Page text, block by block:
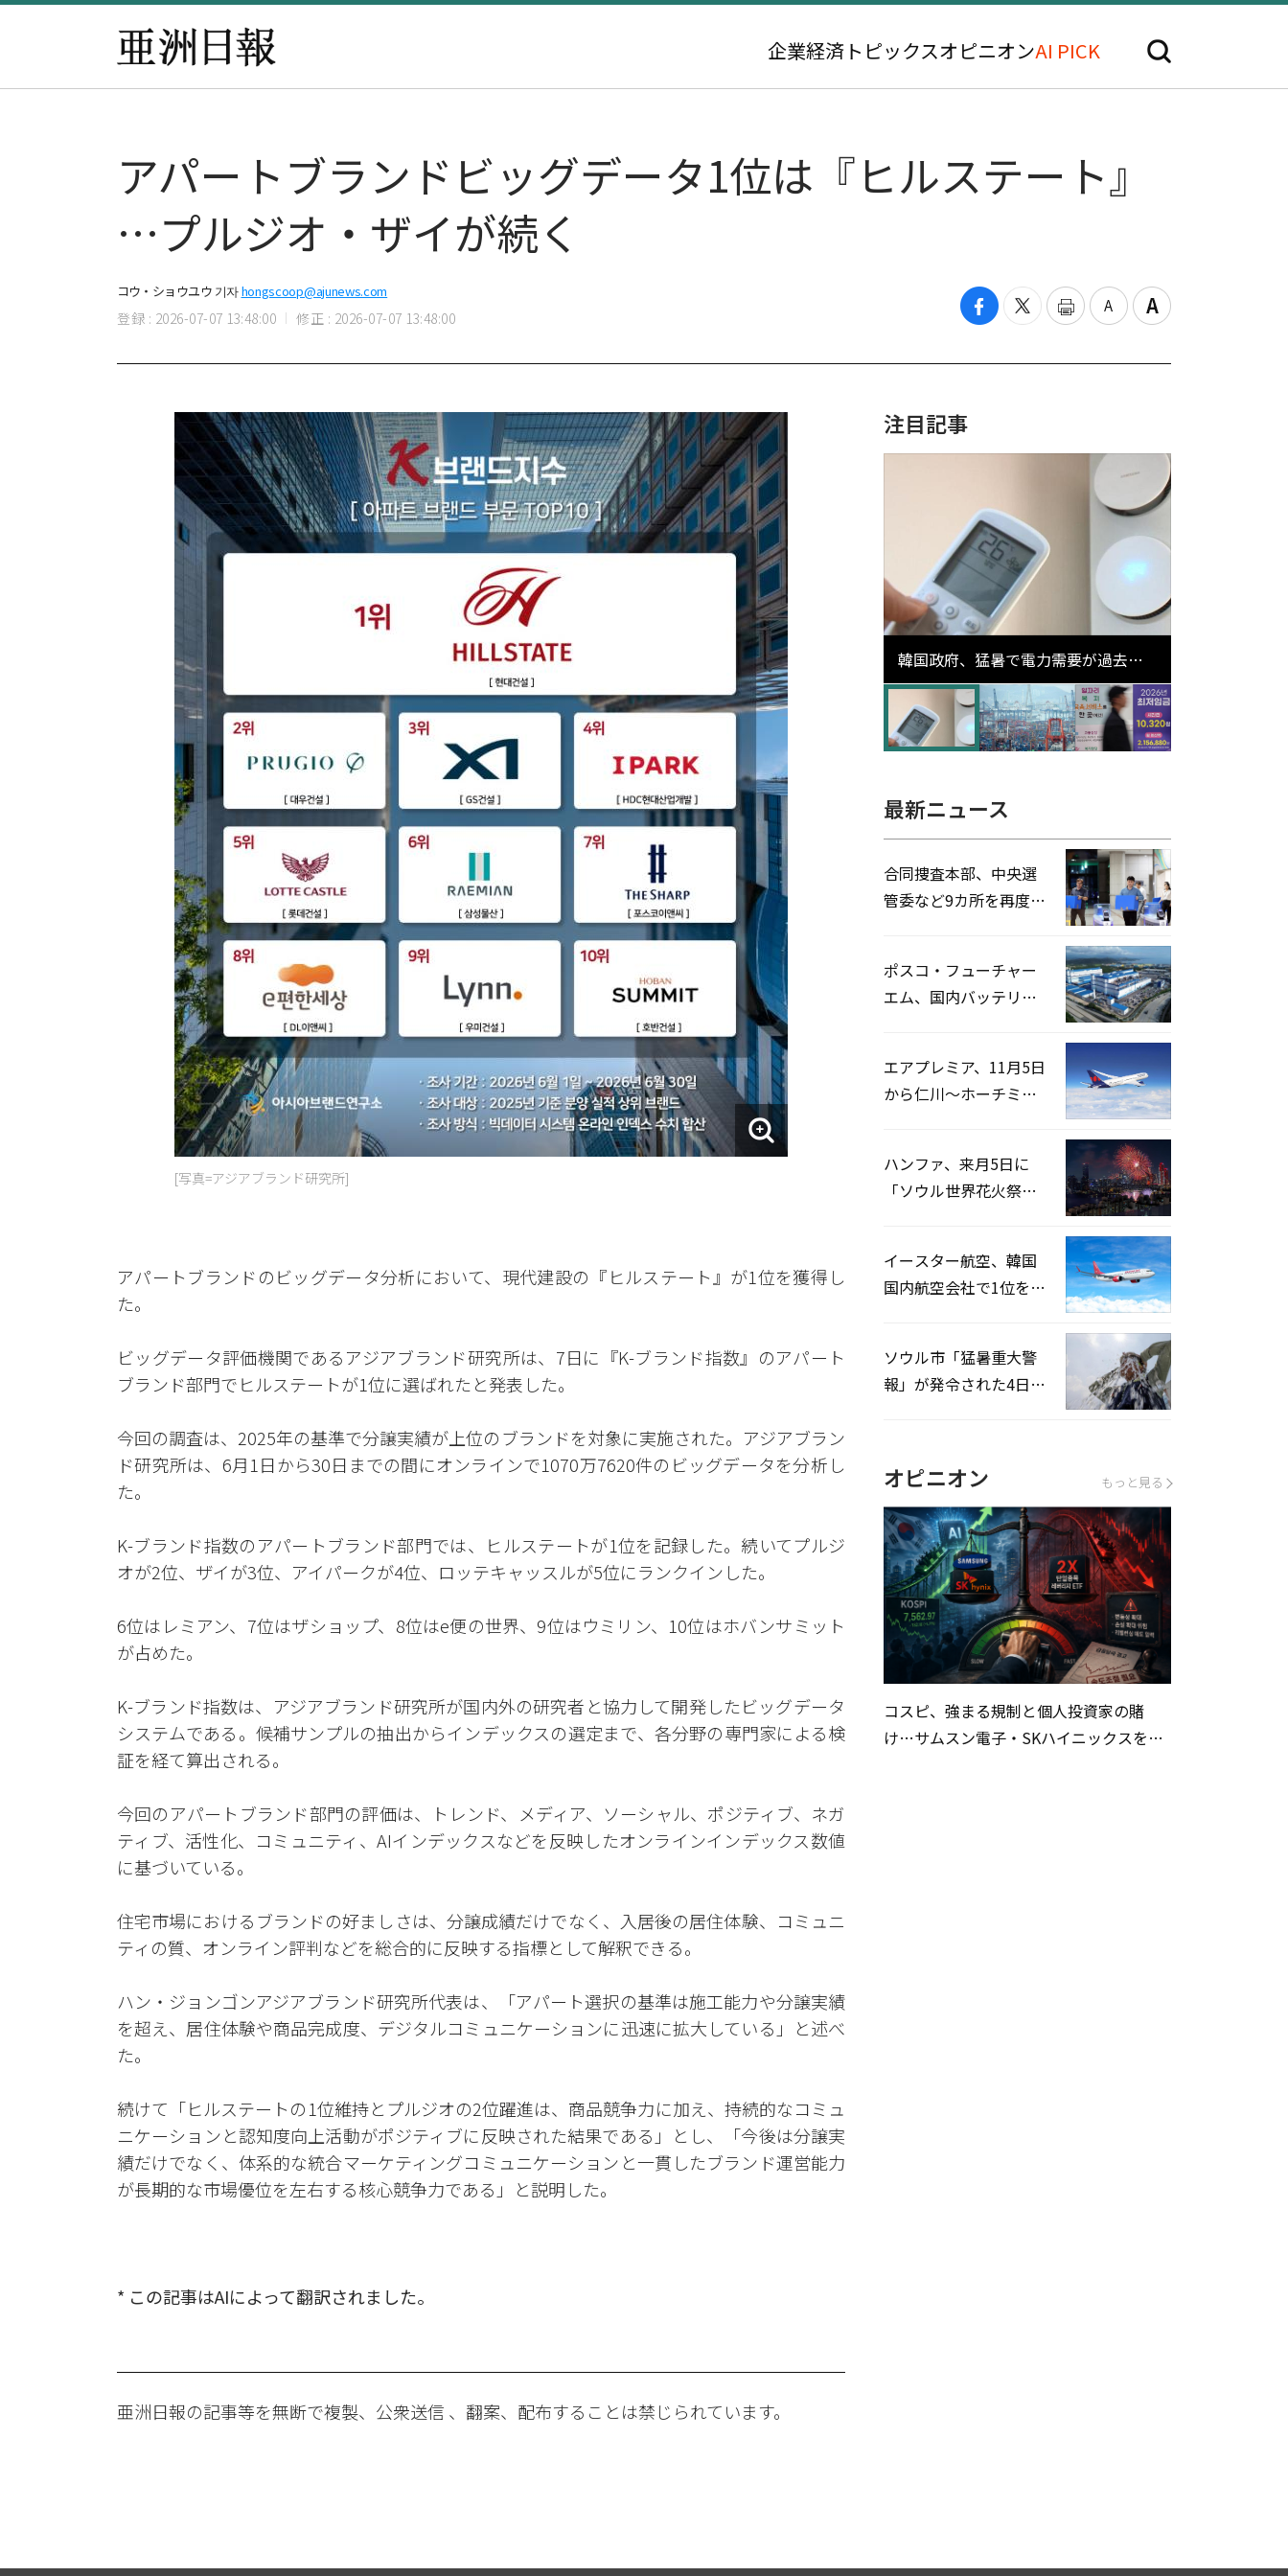
企業経済 トピックスオピニオンAI PICK
アパートブランドビッグデータ1位は『ヒルステート』
…プルジオ・ザイが続く
コウ・ショウユウ 기자hongscoop@ajunews.com
登録 : 2026-07-07 13:48:00 修正 : 2026-07-07 13:48:00
[写真=アジアブランド研究所]
アパートブランドのビッグデータ分析において、現代建設の『ヒルステート』が1位を獲得し
た。
ビッグデータ評価機関であるアジアブランド研究所は、7日に『K-ブランド指数』のアパート
ブランド部門でヒルステートが1位に選ばれたと発表した。
今回の調査は、2025年の基準で分譲実績が上位のブランドを対象に実施された。アジアブラン
ド研究所は、6月1日から30日までの間にオンラインで1070万7620件のビッグデータを分析し
た。
K-ブランド指数のアパートブランド部門では、ヒルステートが1位を記録した。続いてプルジ
オが2位、ザイが3位、アイパークが4位、ロッテキャッスルが5位にランクインした。
6位はレミアン、7位はザショップ、8位はe便の世界、9位はウミリン、10位はホバンサミット
が占めた。
K-ブランド指数は、アジアブランド研究所が国内外の研究者と協力して開発したビッグデータ
システムである。候補サンプルの抽出からインデックスの選定まで、各分野の専門家による検
証を経て算出される。
今回のアパートブランド部門の評価は、トレンド、メディア、ソーシャル、ポジティブ、ネガ
ティブ、活性化、コミュニティ、AIインデックスなどを反映したオンラインインデックス数値
に基づいている。
住宅市場におけるブランドの好ましさは、分譲成績だけでなく、入居後の居住体験、コミュニ
ティの質、オンライン評判などを総合的に反映する指標として解釈できる。
ハン・ジョンゴンアジアブランド研究所代表は、「アパート選択の基準は施工能力や分譲実績
を超え、居住体験や商品完成度、デジタルコミュニケーションに迅速に拡大している」と述べ
た。
続けて「ヒルステートの1位維持とプルジオの2位躍進は、商品競争力に加え、持続的なコミュ
ニケーションと認知度向上活動がポジティブに反映された結果である」とし、「今後は分譲実
績だけでなく、体系的な統合マーケティングコミュニケーションと一貫したブランド運営能力
が長期的な市場優位を左右する核心競争力である」と説明した。
* この記事はAIによって翻訳されました。
亜洲日報の記事等を無断で複製、公衆送信 、翻案、配布することは禁じられています。
注目記事
韓国政府、猛暑で電力需要が過去最
高更新の可能性に需給対応体制を点
検
最新ニュース
合同捜査本部、中央選
管委など9カ所を再度家
ポスコ・フューチャー
エム、国内バッテリー
エアプレミア、11月5日
から仁川〜ホーチミン
ハンファ、来月5日に
「ソウル世界花火祭り
イースター航空、韓国
国内航空会社で1位を記
ソウル市「猛暑重大警
報」が発令された4日、
オピニオン もっと見る
コスピ、強まる規制と個人投資家の賭
け…サムスン電子・SKハイニックスを巡